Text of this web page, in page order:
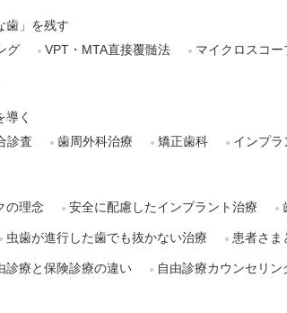
歯」を残す
グ
VPT・MTA直接覆髄法 マイクロスコ
く
診査
歯周外科治療 矯正歯科 インプラ
の理念
安全に配慮したインプラント治療
虫歯が進行した歯でも抜かない治療 患者さま
診療と保険診療の違い 自由診療カウンセリ